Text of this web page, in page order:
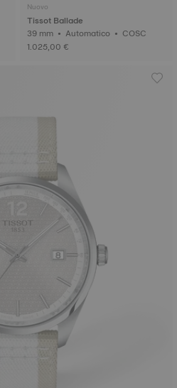
Nuovo
Tissot Ballade
39 mm • Automatico • COSC
1.025,00 €